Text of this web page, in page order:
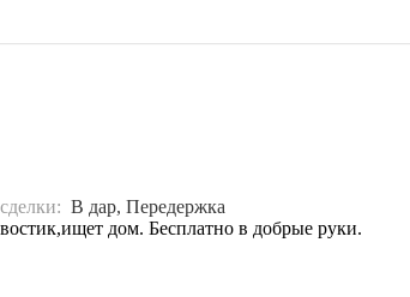
В дар, Передержка
дом. Бесплатно в добрые руки.